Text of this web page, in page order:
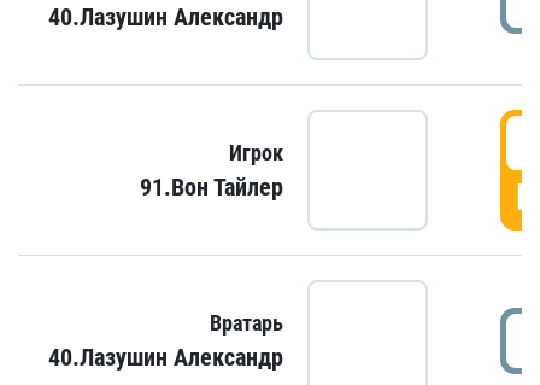
40.Лазушин Александр
Игрок
91.Вон Тайлер
Вратарь
40.Лазушин Александр